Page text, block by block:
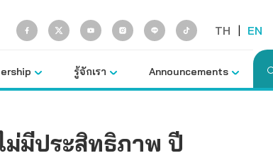
TH | EN
รู้จักเรา Announcements
ม่มีประสิทธิภาพ ปี